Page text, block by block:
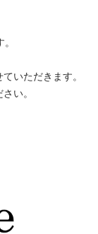
いただきます。
い。